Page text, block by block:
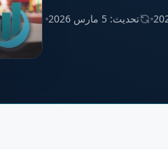
تحديث: 5 مارس 2026